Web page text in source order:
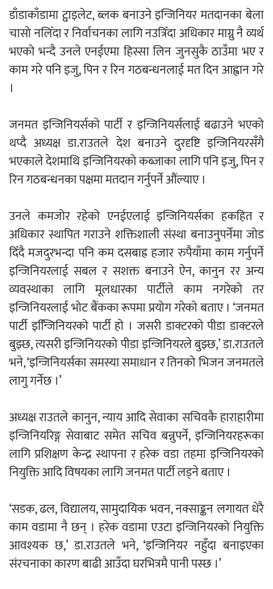
निर्धारित ठाउँमा राजर्षिजनक विश्वविद्यालय
भवन बनाउन उपकुलपतिद्वारा आनाकानी
डाँडाकाँडामा ट्वाइलेट, ब्लक बनाउने इन्जिनियर मतदानका बेला
चासो नलिँदा र निर्वाचनका लागि नउत्रिँदा अधिकार माग्नु नै व्यर्थ
भएको भन्दै उनले एनईएमा हिस्सा लिन जुनसुकै ठाउँमा भए र
काम गरे पनि इजु, पिन र रिन गठबन्धनलाई मत दिन आह्वान गरे
।
जनमत इन्जिनियर्सको पार्टी र इन्जिनियर्सलाई बढाउने भएको
थप्दै अध्यक्ष डा.राउतले देश बनाउने दुरदृष्टि इन्जिनियरसँगै
भएकाले देशमाथि इन्जिनियरको कब्जाका लागि पनि इजु, पिन र
रिन गठबन्धनका पक्षमा मतदान गर्नुपर्ने औंल्याए ।
उनले कमजोर रहेको एनईएलाई इन्जिनियर्सका हकहित र
अधिकार स्थापित गराउने शक्तिशाली संस्था बनाउनुपर्नेमा जोड
दिँदै मजदुरभन्दा पनि कम दसबाह्र हजार रुपैयाँमा काम गर्नुपर्ने
इन्जिनियरलाई सबल र सशक्त बनाउने ऐन, कानुन रर अन्य
व्यवस्थाका लागि मूलधारका पार्टीले काम नगरेको तर
इन्जिनियरलाई भोट बैंकका रूपमा प्रयोग गरेको बताए । ‘जनमत
पार्टी इन्जििनियरको पार्टी हो । जसरी डाक्टरको पीडा डाक्टरले
बुझ्छ, त्यसरी इन्जिनियरको पीडा इन्जिनियरले बुझ्छ,’ डा.राउतले
भने, ‘इन्जिनियर्सका समस्या समाधान र तिनको भिजन जनमतले
लागु गर्नेछ ।’
अध्यक्ष राउतले कानुन, न्याय आदि सेवाका सचिवकै हाराहारीमा
इन्जिनियरिङ्ग सेवाबाट समेत सचिव बन्नुपर्ने, इन्जिनियरहरूका
लागि प्रशिक्षण केन्द्र स्थापना र हरेक वडा तहमा इन्जिनियरको
नियुक्ति आदि विषयका लागि जनमत पार्टी लड्ने बताए ।
‘सडक, ढल, विद्यालय, सामुदायिक भवन, नक्साङ्कन लगायत धेरै
काम वडामा नै छन् । हरेक वडामा एउटा इन्जिनियरको नियुक्ति
आवश्यक छ,’ डा.राउतले भने, ‘इन्जिनियर नहुँदा बनाइएका
संरचनाका कारण बाढी आउँदा घरभित्रमै पानी पस्छ ।’